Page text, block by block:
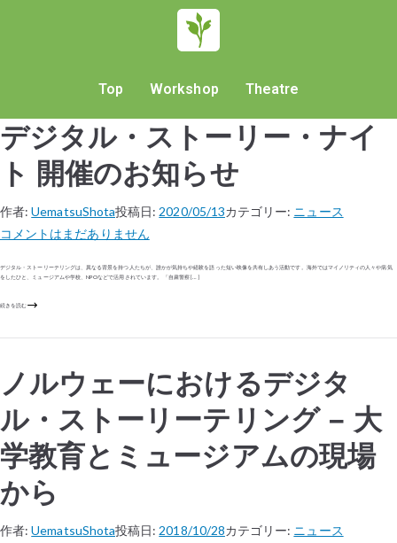
Top Workshop Theatre
デジタル・ストーリー・ナイ
ト 開催のお知らせ
作者:UematsuShota投稿日: 2020/05/13カテゴリー: ニュース
コメントはまだありません
デジタル・ストーリーテリングは、異なる背景を持つ人たちが、誰かが気持ちや経験を語った短い映像を共有しあう活動です。海外ではマイノリティの人々や病気
をしたひと、ミュージアムや学校、NPOなどで活用されています。 「自粛警察 […]
続きを読む
ノルウェーにおけるデジタ
ル・ストーリーテリング − 大
学教育とミュージアムの現場
から
作者:UematsuShota投稿日: 2018/10/28カテゴリー: ニュース